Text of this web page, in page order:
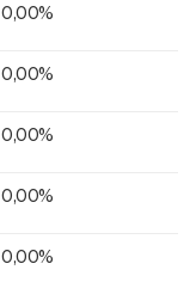
0,00%
0,00%
0,00%
0,00%
0,00%